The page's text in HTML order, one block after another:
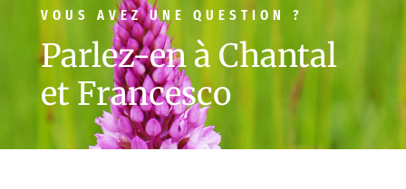
VOUS AVEZ UNE QUESTION ?
Parlez-en à Chantal
et Francesco